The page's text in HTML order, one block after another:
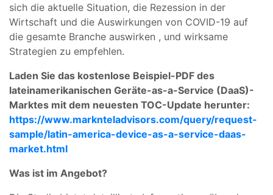
sich die aktuelle Situation, die Rezession in der
Wirtschaft und die Auswirkungen von COVID-19 auf
die gesamte Branche auswirken , und wirksame
Strategien zu empfehlen.
Laden Sie das kostenlose Beispiel-PDF des
lateinamerikanischen Geräte-as-a-Service (DaaS)-
Marktes mit dem neuesten TOC-Update herunter:
https://www.marknteladvisors.com/query/request-
sample/latin-america-device-as-a-service-daas-
market.html
Was ist im Angebot?